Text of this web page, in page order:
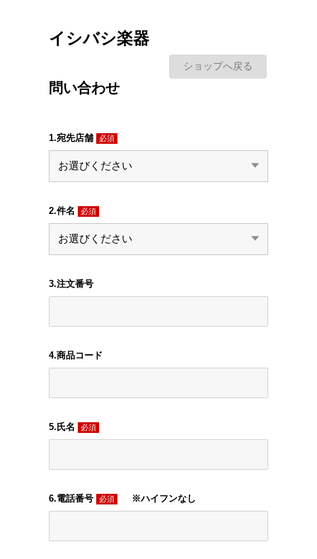
イシバシ楽器
ショップへ戻る
問い合わせ
1.宛先店舗 必須
2.件名 必須
3.注文番号
4.商品コード
5.氏名 必須
6.電話番号 必須 ※ハイフンなし